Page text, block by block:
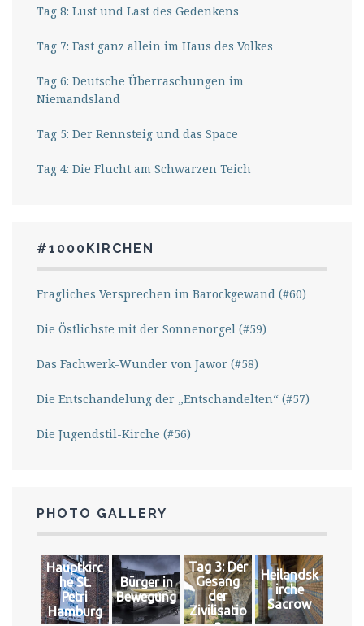
Tag 8: Lust und Last des Gedenkens
Tag 7: Fast ganz allein im Haus des Volkes
Tag 6: Deutsche Überraschungen im
Niemandsland
Tag 5: Der Rennsteig und das Space
Tag 4: Die Flucht am Schwarzen Teich
#1000KIRCHEN
Fragliches Versprechen im Barockgewand (#60)
Die Östlichste mit der Sonnenorgel (#59)
Das Fachwerk-Wunder von Jawor (#58)
Die Entschandelung der „Entschandelten“ (#57)
Die Jugendstil-Kirche (#56)
PHOTO GALLERY
Hauptkirc
he St.
Petri
Hamburg
Bürger in
Bewegung
Tag 3: Der
Gesang
der
Zivilisatio
Heilandsk
irche
Sacrow